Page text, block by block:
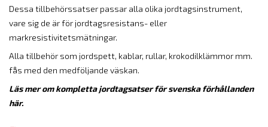
Dessa tillbehörssatser passar alla olika jordtagsinstrument,
vare sig de är för jordtagsresistans- eller
markresistivitetsmätningar.
Alla tillbehör som jordspett, kablar, rullar, krokodilklämmor mm.
fås med den medföljande väskan.
Läs mer om kompletta jordtagsatser för svenska förhållanden
här.